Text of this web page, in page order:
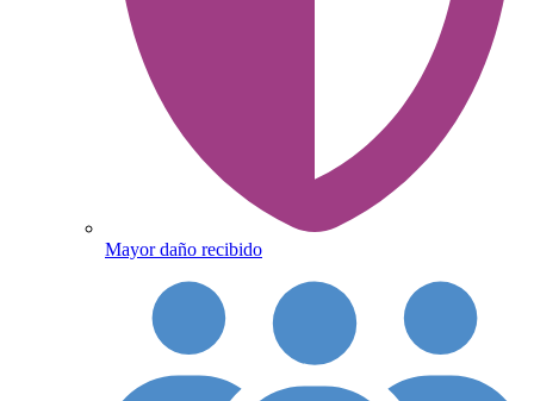
Mayor daño recibido